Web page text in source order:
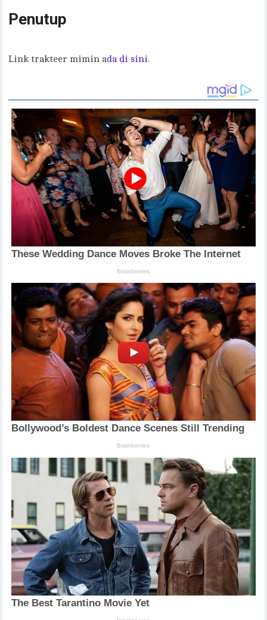
Penutup
Link trakteer mimin ada di sini.